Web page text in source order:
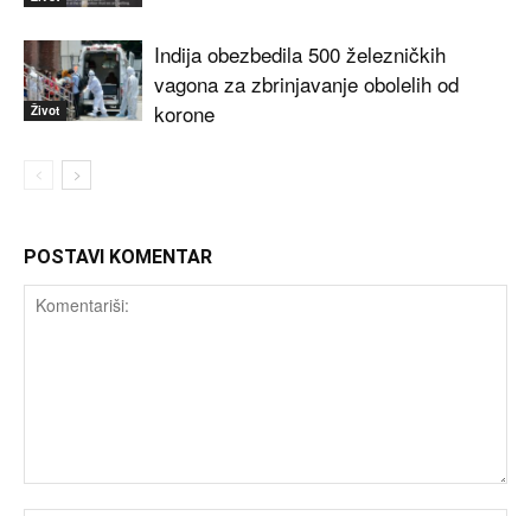
Život
Indija obezbedila 500 železničkih
vagona za zbrinjavanje obolelih od
korone
POSTAVI KOMENTAR